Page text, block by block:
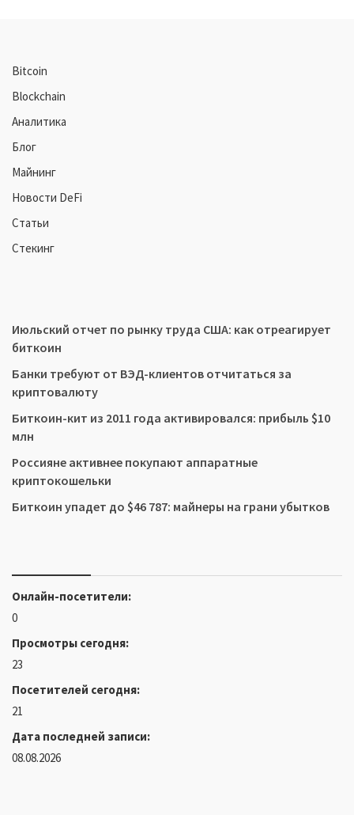
Bitcoin
Blockchain
Аналитика
Блог
Майнинг
Новости DeFi
Статьи
Стекинг
Июльский отчет по рынку труда США: как отреагирует
биткоин
Банки требуют от ВЭД-клиентов отчитаться за
криптовалюту
Биткоин-кит из 2011 года активировался: прибыль $10
млн
Россияне активнее покупают аппаратные
криптокошельки
Биткоин упадет до $46 787: майнеры на грани убытков
Онлайн-посетители:
0
Просмотры сегодня:
23
Посетителей сегодня:
21
Дата последней записи:
08.08.2026